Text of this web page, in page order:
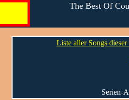
The Best Of
Liste aller Songs
Serien-